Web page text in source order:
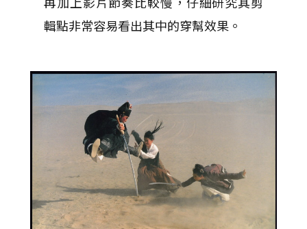
輯點非常容易看出其中的穿幫效果。